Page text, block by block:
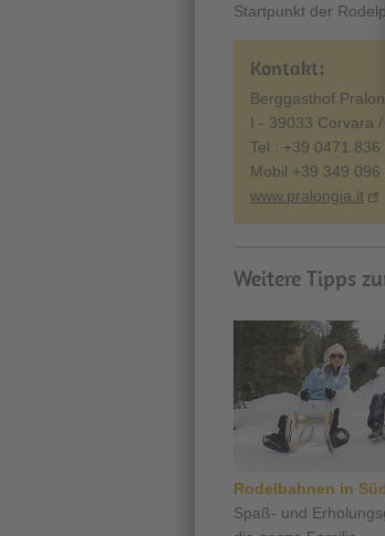
Startpunkt der
Kontakt:
Berggasthof
I - 39033 Corvara
Tel.: +39 0471 836
Mobil +39 349 096
www.pralongia.it
Weitere Tipps
Rodelbahnen in
Spaß- und